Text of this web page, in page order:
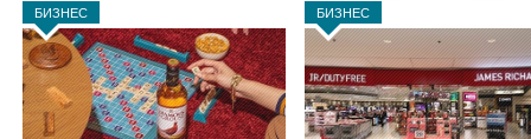
БИЗНЕС БИЗНЕС